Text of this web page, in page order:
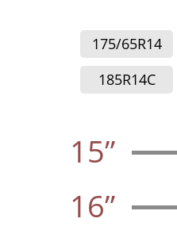
175/65R14
185R14C
15”
16”